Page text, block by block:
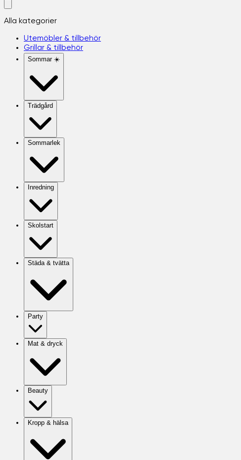
Alla kategorier
Utemöbler & tillbehör
Grillar & tillbehör
Sommar ☀️
Trädgård
Sommarlek
Inredning
Skolstart
Städa & tvätta
Party
Mat & dryck
Beauty
Kropp & hälsa